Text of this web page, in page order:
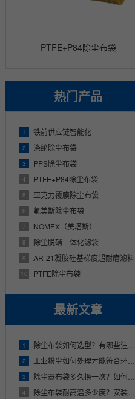
PTFE+P84除尘布袋
热门产品
1 铁前供应链智能化
2 涤纶除尘布袋
3 PPS除尘布袋
4 PTFE+P84除尘布袋
5 亚克力覆膜除尘布袋
6 氟美斯除尘布袋
7 NOMEX（美塔斯）
8 除尘脱硝一体化滤袋
9 AR-21凝胶硅基梯度超耐磨滤料
10 PTFE除尘布袋
最新文章
1 除尘布袋如何选型？有哪些注意事项？
2 工业粉尘如何处理才能符合环保要求？
3 除尘器布袋多久换一次？如何防止布袋破损？
4 除尘布袋耐高温多少度？安装时有哪些注意事项？